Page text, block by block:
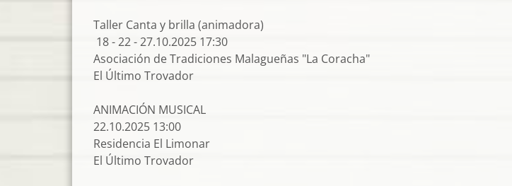
Taller Canta y brilla (animadora)
18 - 22 - 27.10.2025 17:30
Asociación de Tradiciones Malagueñas "La Coracha"
El Último Trovador
ANIMACIÓN MUSICAL
22.10.2025 13:00
Residencia El Limonar
El Último Trovador